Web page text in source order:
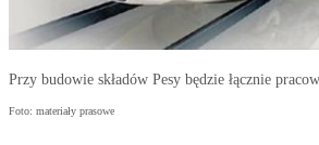
Przy budowie składów Pesy będzie łącznie
Foto: materiały prasowe